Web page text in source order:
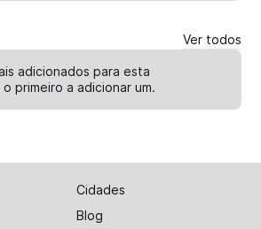
Ver todos
adicionados para esta
o primeiro aadicionar um.
Cidades
Blog